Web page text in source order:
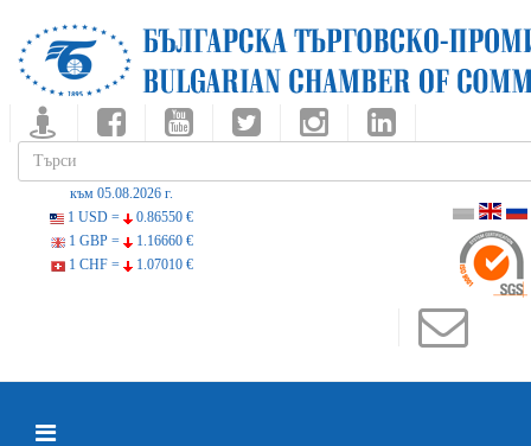
към 05.08.2026 г.
1 USD =
0.86550 €
1 GBP =
1.16660 €
1 CHF =
1.07010 €